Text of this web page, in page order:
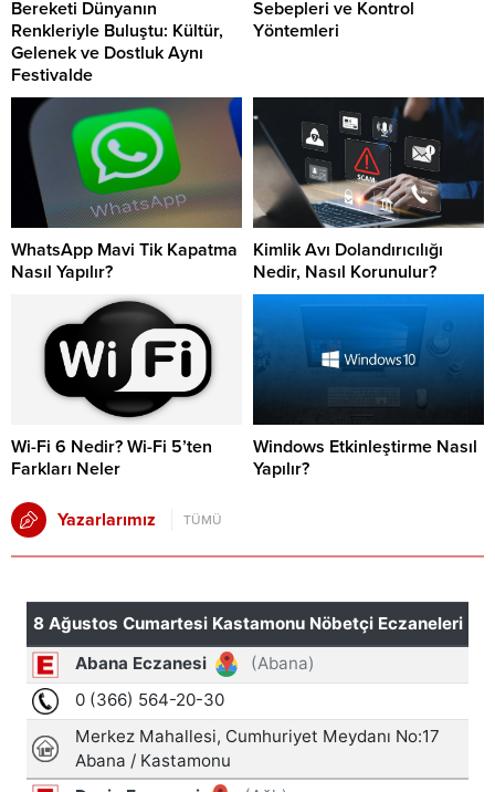
Bereketi Dünyanın
Renkleriyle Buluştu: Kültür,
Gelenek ve Dostluk Aynı
Festivalde
Sebepleri ve Kontrol
Yöntemleri
WhatsApp Mavi Tik Kapatma
Nasıl Yapılır?
Kimlik Avı Dolandırıcılığı
Nedir, Nasıl Korunulur?
Wi-Fi 6 Nedir? Wi-Fi 5’ten
Farkları Neler
Windows Etkinleştirme Nasıl
Yapılır?
Yazarlarımız TÜMÜ